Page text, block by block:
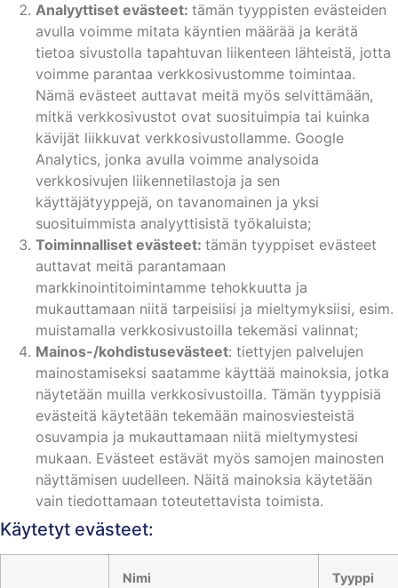
Analyyttiset evästeet: tämän tyyppisten evästeiden
avulla voimme mitata käyntien määrää ja kerätä
tietoa sivustolla tapahtuvan liikenteen lähteistä, jotta
voimme parantaa verkkosivustomme toimintaa.
Nämä evästeet auttavat meitä myös selvittämään,
mitkä verkkosivustot ovat suosituimpia tai kuinka
kävijät liikkuvat verkkosivustollamme. Google
Analytics, jonka avulla voimme analysoida
verkkosivujen liikennetilastoja ja sen
käyttäjätyyppejä, on tavanomainen ja yksi
suosituimmista analyyttisistä työkaluista;
Toiminnalliset evästeet: tämän tyyppiset evästeet
auttavat meitä parantamaan
markkinointitoimintamme tehokkuutta ja
mukauttamaan niitä tarpeisiisi ja mieltymyksiisi, esim.
muistamalla verkkosivustoilla tekemäsi valinnat;
Mainos-/kohdistusevästeet: tiettyjen palvelujen
mainostamiseksi saatamme käyttää mainoksia, jotka
näytetään muilla verkkosivustoilla. Tämän tyyppisiä
evästeitä käytetään tekemään mainosviesteistä
osuvampia ja mukauttamaan niitä mieltymystesi
mukaan. Evästeet estävät myös samojen mainosten
näyttämisen uudelleen. Näitä mainoksia käytetään
vain tiedottamaan toteutettavista toimista.
Käytetyt evästeet:
Nimi Tyyppi